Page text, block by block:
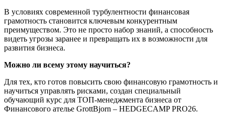
В условиях современной турбулентности финансовая
грамотность становится ключевым конкурентным
преимуществом. Это не просто набор знаний, а способность
видеть угрозы заранее и превращать их в возможности для
развития бизнеса.
Можно ли всему этому научиться?
Для тех, кто готов повысить свою финансовую грамотность и
научиться управлять рисками, создан специальный
обучающий курс для ТОП-менеджмента бизнеса от
Финансового ателье GrottBjorn – HEDGECAMP PRO26.